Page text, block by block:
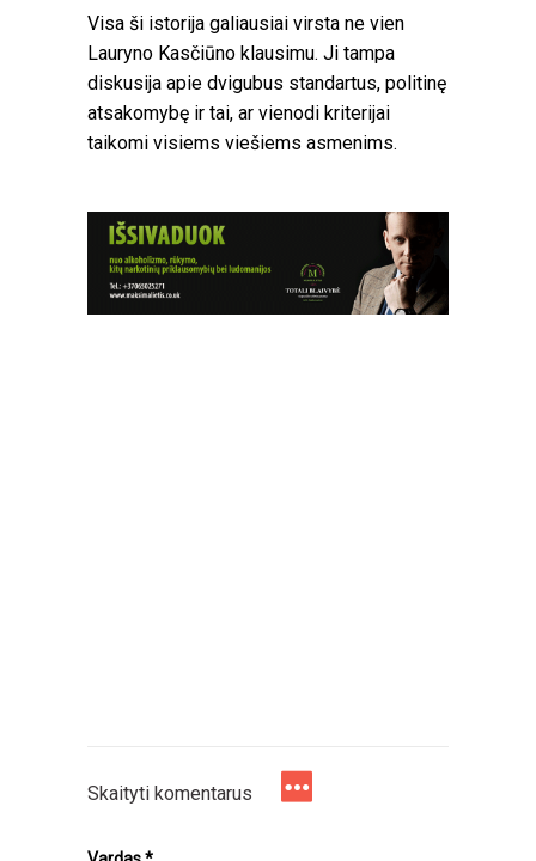
Visa ši istorija galiausiai virsta ne vien
Lauryno Kasčiūno klausimu. Ji tampa
diskusija apie dvigubus standartus, politinę
atsakomybę ir tai, ar vienodi kriterijai
taikomi visiems viešiems asmenims.
Skaityti komentarus